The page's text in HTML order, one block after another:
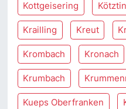
Kottgeisering
Krailling Kreut
Krombach Kronach
Krumbach
Kueps Oberfranken